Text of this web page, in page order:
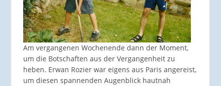
Am vergangenen Wochenende dann der Moment,
um die Botschaften aus der Vergangenheit zu
heben. Erwan Rozier war eigens aus Paris angereist,
um diesen spannenden Augenblick hautnah